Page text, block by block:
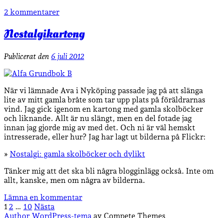
2 kommentarer
Nostalgikartong
Publicerat den 6 juli 2012
När vi lämnade Ava i Nyköping passade jag på att slänga
lite av mitt gamla bråte som tar upp plats på föräldrarnas
vind. Jag gick igenom en kartong med gamla skolböcker
och liknande. Allt är nu slängt, men en del fotade jag
innan jag gjorde mig av med det. Och ni är väl hemskt
intresserade, eller hur? Jag har lagt ut bilderna på Flickr:
» Nostalgi: gamla skolböcker och dylikt
Tänker mig att det ska bli några blogginlägg också. Inte om
allt, kanske, men om några av bilderna.
Lämna en kommentar
Sidnumrering
1 2 … 10 Nästa
Author WordPress-tema av Compete Themes